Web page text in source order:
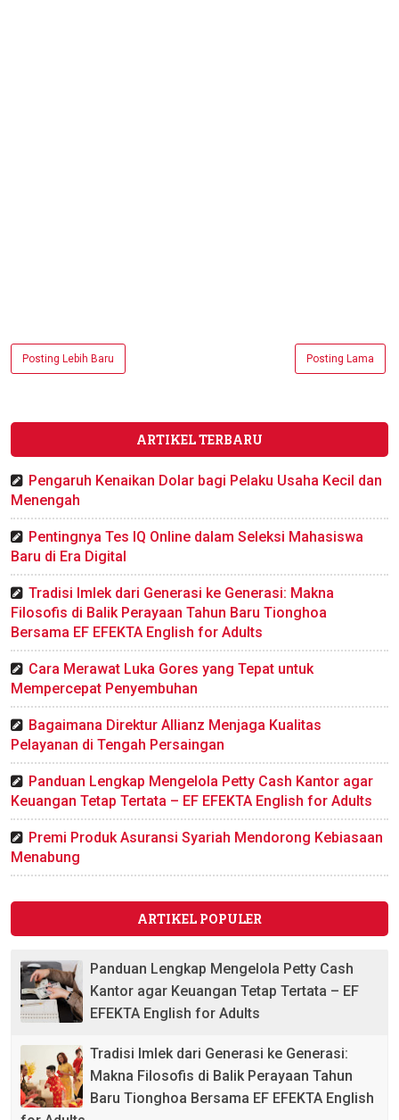
Posting Lebih Baru Posting Lama
ARTIKEL TERBARU
Pengaruh Kenaikan Dolar bagi Pelaku Usaha Kecil dan
Menengah
Pentingnya Tes IQ Online dalam Seleksi Mahasiswa
Baru di Era Digital
Tradisi Imlek dari Generasi ke Generasi: Makna
Filosofis di Balik Perayaan Tahun Baru Tionghoa
Bersama EF EFEKTA English for Adults
Cara Merawat Luka Gores yang Tepat untuk
Mempercepat Penyembuhan
Bagaimana Direktur Allianz Menjaga Kualitas
Pelayanan di Tengah Persaingan
Panduan Lengkap Mengelola Petty Cash Kantor agar
Keuangan Tetap Tertata – EF EFEKTA English for Adults
Premi Produk Asuransi Syariah Mendorong Kebiasaan
Menabung
ARTIKEL POPULER
Panduan Lengkap Mengelola Petty Cash
Kantor agar Keuangan Tetap Tertata – EF
EFEKTA English for Adults
Tradisi Imlek dari Generasi ke Generasi:
Makna Filosofis di Balik Perayaan Tahun
Baru Tionghoa Bersama EF EFEKTA English